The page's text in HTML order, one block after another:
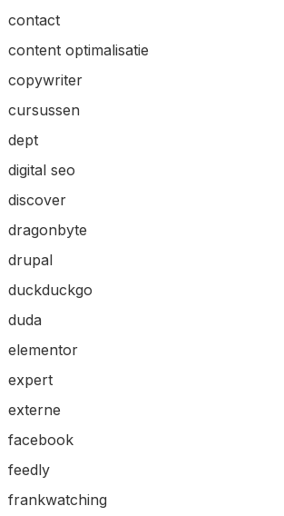
contact
content optimalisatie
copywriter
cursussen
dept
digital seo
discover
dragonbyte
drupal
duckduckgo
duda
elementor
expert
externe
facebook
feedly
frankwatching